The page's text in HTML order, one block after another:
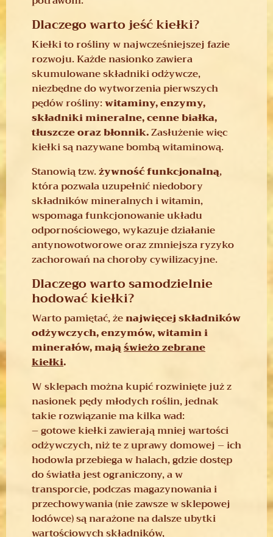
Dlaczego warto jeść kiełki?
Kiełki to rośliny w najwcześniejszej fazie
rozwoju. Każde nasionko zawiera
skumulowane składniki odżywcze,
niezbędne do wytworzenia pierwszych
pędów rośliny:witaminy, enzymy,
składniki mineralne, cenne białka,
tłuszcze oraz błonnik.Zasłużenie więc
kiełki są nazywane bombą witaminową.
Stanowią tzw.żywność funkcjonalną,
która pozwala uzupełnić niedobory
składników mineralnych i witamin,
wspomaga funkcjonowanie układu
odpornościowego, wykazuje działanie
antynowotworowe oraz zmniejsza ryzyko
zachorowań na choroby cywilizacyjne.
Dlaczego warto samodzielnie
hodować kiełki?
Warto pamiętać, żenajwięcej składników
odżywczych, enzymów, witamin i
minerałów, mająświeżo zebrane
kiełki.
W sklepach można kupić rozwinięte już z
nasionek pędy młodych roślin, jednak
takie rozwiązanie ma kilka wad:
– gotowe kiełki zawierają mniej wartości
odżywczych, niż te z uprawy domowej – ich
hodowla przebiega w halach, gdzie dostęp
do światła jest ograniczony, a w
transporcie, podczas magazynowania i
przechowywania (nie zawsze w sklepowej
lodówce) są narażone na dalsze ubytki
wartościowych składników,